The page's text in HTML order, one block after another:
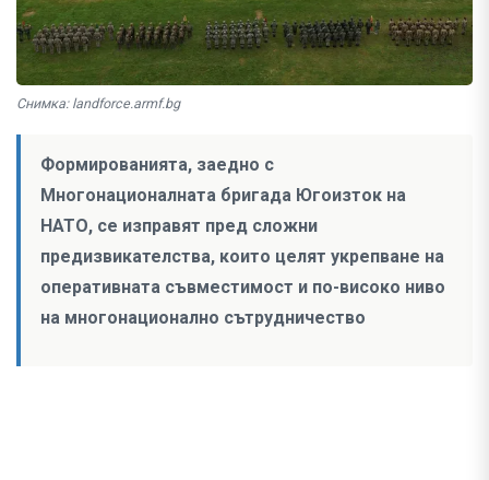
Снимка: landforce.armf.bg
Формированията, заедно с
Многонационалната бригада Югоизток на
НАТО, се изправят пред сложни
предизвикателства, които целят укрепване на
оперативната съвместимост и по-високо ниво
на многонационално сътрудничество